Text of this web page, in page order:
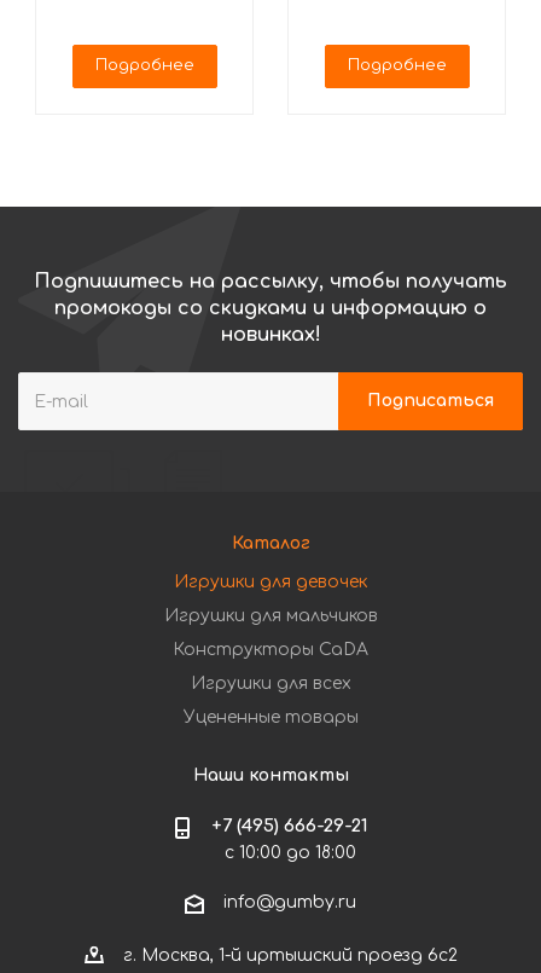
Подробнее Подробнее
Подпишитесь на рассылку, чтобы получать
промокоды со скидками и информацию о
новинках!
Каталог
Игрушки для девочек
Игрушки для мальчиков
Конструкторы CaDA
Игрушки для всех
Уцененные товары
Наши контакты
+7 (495) 666-29-21
с 10:00 до 18:00
info@gumby.ru
г. Москва, 1-й иртышский проезд 6с2